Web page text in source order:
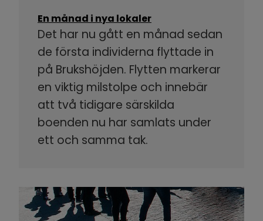
En månad i nya lokaler
Det har nu gått en månad sedan
de första individerna flyttade in
på Brukshöjden. Flytten markerar
en viktig milstolpe och innebär
att två tidigare särskilda
boenden nu har samlats under
ett och samma tak.